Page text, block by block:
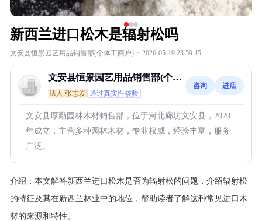
新西兰进口松木是辐射松吗
文安县恒景园艺用品销售部(个体工商户) · 2026-05-19 23:59:45
文安县恒景园艺用品销售部(个体
工商户)
法人:张志爱 通过真实性核验
咨询 进店
文安县厚勤园林木材销售部，位于河北廊坊文安县，2020
年成立，主营多种园林木材，专业权威，经验丰富，服务
广泛。
介绍： 本文解答新西兰进口松木是否为辐射松的问题，介绍辐射松
的特征及其在新西兰林业中的地位，帮助读者了解这种常见进口木
材的来源和特性。